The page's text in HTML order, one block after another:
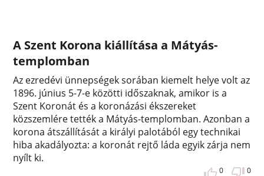
A Szent Korona kiállítása a Mátyás-
templomban
Az ezredévi ünnepségek sorában kiemelt helye volt az
1896. június 5-7-e közötti időszaknak, amikor is a
Szent Koronát és a koronázási ékszereket
közszemlére tették a Mátyás-templomban. Azonban a
korona átszállítását a királyi palotából egy technikai
hiba akadályozta: a koronát rejtő láda egyik zárja nem
nyílt ki.
0 0